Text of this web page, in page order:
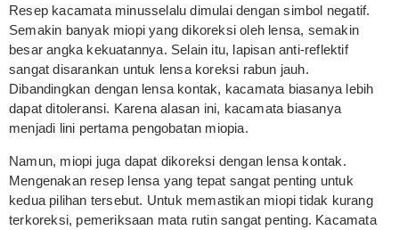
Resep kacamata minusselalu dimulai dengan simbol negatif.
Semakin banyak miopi yang dikoreksi oleh lensa, semakin
besar angka kekuatannya. Selain itu, lapisan anti-reflektif
sangat disarankan untuk lensa koreksi rabun jauh.
Dibandingkan dengan lensa kontak, kacamata biasanya lebih
dapat ditoleransi. Karena alasan ini, kacamata biasanya
menjadi lini pertama pengobatan miopia.
Namun, miopi juga dapat dikoreksi dengan lensa kontak.
Mengenakan resep lensa yang tepat sangat penting untuk
kedua pilihan tersebut. Untuk memastikan miopi tidak kurang
terkoreksi, pemeriksaan mata rutin sangat penting. Kacamata